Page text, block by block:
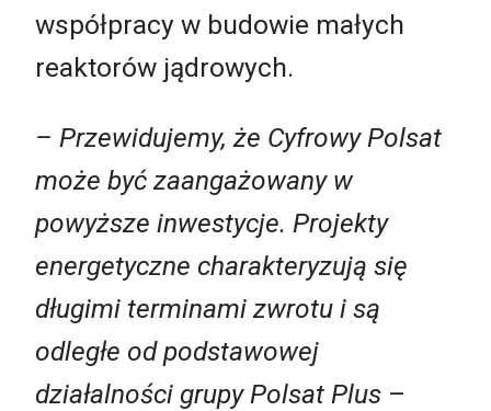
współpracy w budowie małych
reaktorów jądrowych.
– Przewidujemy, że Cyfrowy Polsat
może być zaangażowany w
powyższe inwestycje. Projekty
energetyczne charakteryzują się
długimi terminami zwrotu i są
odległe od podstawowej
działalności grupy Polsat Plus –